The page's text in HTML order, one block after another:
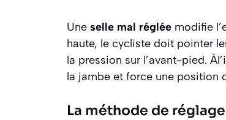
Une selle mal réglée modifie
haute, le cycliste doit pointer
la pression sur l’avant-pied.
la jambe et force une position
La méthode de